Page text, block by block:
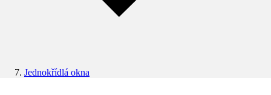
Jednokřídlá okna